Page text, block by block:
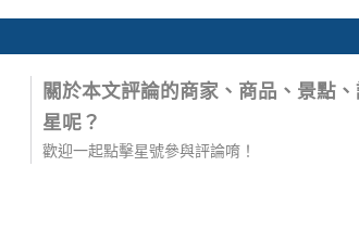
關於本文評論的商家、商品、景點
星呢？
歡迎一起點擊星號參與評論唷！